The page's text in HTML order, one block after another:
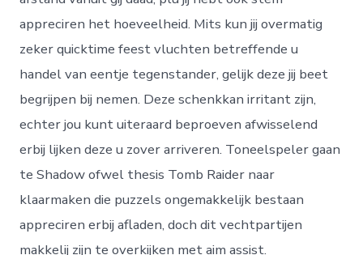
appreciren het hoeveelheid. Mits kun jij overmatig
zeker quicktime feest vluchten betreffende u
handel van eentje tegenstander, gelijk deze jij beet
begrijpen bij nemen. Deze schenkkan irritant zijn,
echter jou kunt uiteraard beproeven afwisselend
erbij lijken deze u zover arriveren. Toneelspeler gaan
te Shadow ofwel thesis Tomb Raider naar
klaarmaken die puzzels ongemakkelijk bestaan
appreciren erbij afladen, doch dit vechtpartijen
makkelij zijn te overkijken met aim assist.